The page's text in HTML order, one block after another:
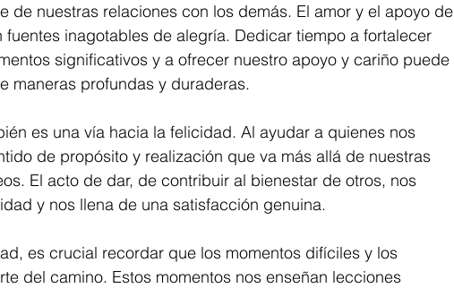
de nuestras relaciones con los demás. El amor y el apoyo de
fuentes inagotables de alegría. Dedicar tiempo a fortalecer
significativos y a ofrecer nuestro apoyo y cariño puede
maneras profundas y duraderas.
es una vía hacia la felicidad. Al ayudar a quienes nos
de propósito y realización que va más allá de nuestras
El acto de dar, de contribuir al bienestar de otros, nos
y nos llena de una satisfacción genuina.
es crucial recordar que los momentos difíciles y los
del camino. Estos momentos nos enseñan lecciones